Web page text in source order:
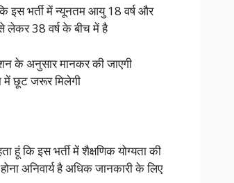
इस भर्ती में न्यूनतम आयु 18 वर्ष और
लेकर 38 वर्ष के बीच में है
के अनुसार मानकर की जाएगी
में छूट जरूर मिलेगी
हूं कि इस भर्ती में शैक्षणिक योग्यता की
अनिवार्य है अधिक जानकारी के लिए